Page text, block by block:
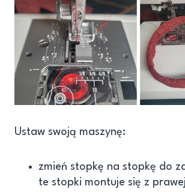
Ustaw swoją maszynę:
zmień stopkę na stopkę do
te stopki montuje się z